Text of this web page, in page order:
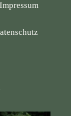
Impressum